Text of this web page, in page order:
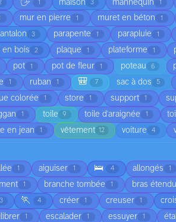
1 maison 3 mannequin 1
mur en pierre 1 muret en béton 1
3 parapente 1 parapluie 1
en bois 2 plaque 1 plateforme 1
pot 1 pot de fleur 1 poteau 6
1 ruban 1 🎒 7 sac à dos 5
colorée 1 store 1 support 1
1 toile 9 toile d'araignée 1
en jean 1 vêtement 12 voiture 4
1 aiguiser 1 🛌 4 allongés 1
1 branche tombée 1 bras
3 🏃 4 créer 1 creuser 1
1 escalader 1 essuyer 1